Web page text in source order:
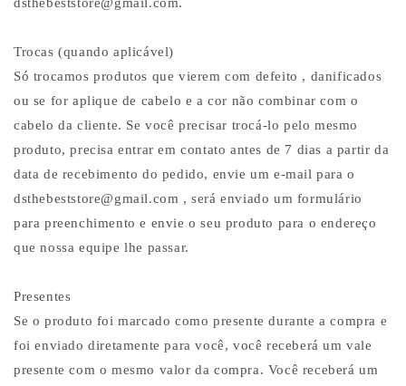
Trocas (quando aplicável)
Só trocamos produtos que vierem com defeito , danificados
ou se for aplique de cabelo e a cor não combinar com o
cabelo da cliente. Se você precisar trocá-lo pelo mesmo
produto, precisa entrar em contato antes de 7 dias a partir da
data de recebimento do pedido, envie um e-mail para o
dsthebeststore@gmail.com , será enviado um formulário
para preenchimento e envie o seu produto para o endereço
que nossa equipe lhe passar.
Presentes
Se o produto foi marcado como presente durante a compra e
foi enviado diretamente para você, você receberá um vale
presente com o mesmo valor da compra. Você receberá um